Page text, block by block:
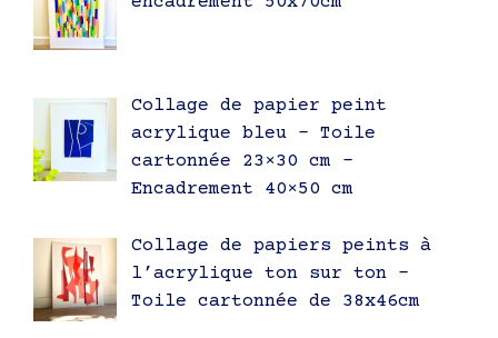
Collage de papier peint
acrylique bleu – Toile
cartonnée 23×30 cm –
Encadrement 40×50 cm
Collage de papiers peints à
l’acrylique ton sur ton –
Toile cartonnée de 38x46cm